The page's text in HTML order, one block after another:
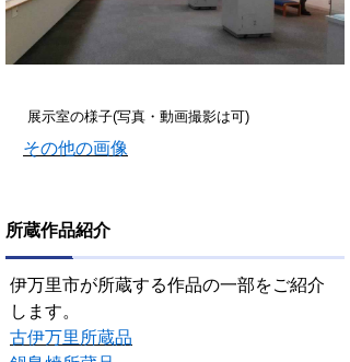
展示室の様子(写真・動画撮影は可)
その他の画像
所蔵作品紹介
伊万里市が所蔵する作品の一部をご紹介
します。
古伊万里所蔵品